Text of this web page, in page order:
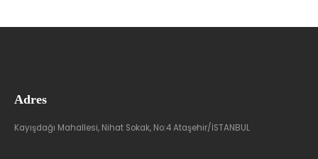
Adres
Kayışdağı Mahallesi, Nihat Sokak, No:4 Ataşehir/İSTANBUL